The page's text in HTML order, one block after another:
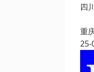
四
重
25-